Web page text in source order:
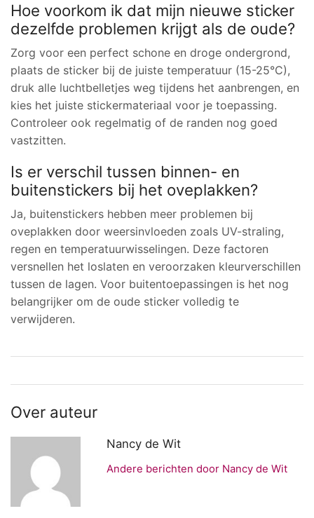
Hoe voorkom ik dat mijn nieuwe sticker
dezelfde problemen krijgt als de oude?
Zorg voor een perfect schone en droge ondergrond,
plaats de sticker bij de juiste temperatuur (15-25°C),
druk alle luchtbelletjes weg tijdens het aanbrengen, en
kies het juiste stickermateriaal voor je toepassing.
Controleer ook regelmatig of de randen nog goed
vastzitten.
Is er verschil tussen binnen- en
buitenstickers bij het oveplakken?
Ja, buitenstickers hebben meer problemen bij
oveplakken door weersinvloeden zoals UV-straling,
regen en temperatuurwisselingen. Deze factoren
versnellen het loslaten en veroorzaken kleurverschillen
tussen de lagen. Voor buitentoepassingen is het nog
belangrijker om de oude sticker volledig te
verwijderen.
Over auteur
Nancy de Wit
Andere berichten door Nancy de Wit